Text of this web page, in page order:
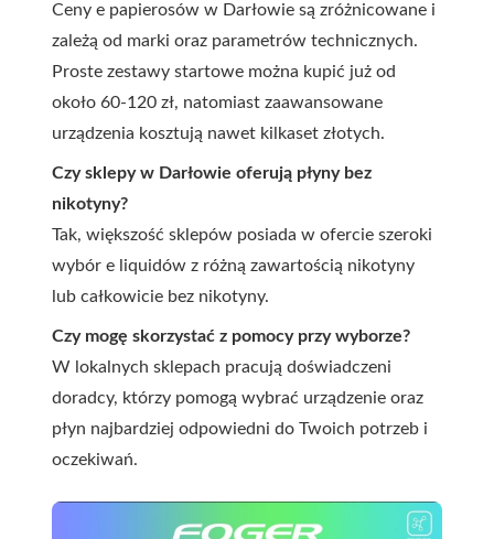
Ceny e papierosów w Darłowie są zróżnicowane i
zależą od marki oraz parametrów technicznych.
Proste zestawy startowe można kupić już od
około 60-120 zł, natomiast zaawansowane
urządzenia kosztują nawet kilkaset złotych.
Czy sklepy w Darłowie oferują płyny bez
nikotyny?
Tak, większość sklepów posiada w ofercie szeroki
wybór e liquidów z różną zawartością nikotyny
lub całkowicie bez nikotyny.
Czy mogę skorzystać z pomocy przy wyborze?
W lokalnych sklepach pracują doświadczeni
doradcy, którzy pomogą wybrać urządzenie oraz
płyn najbardziej odpowiedni do Twoich potrzeb i
oczekiwań.